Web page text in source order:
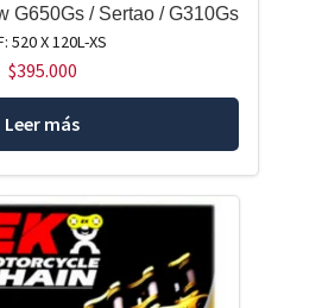
G650Gs / Sertao / G310Gs
520 X 120L-XS
$395.000
Leer más